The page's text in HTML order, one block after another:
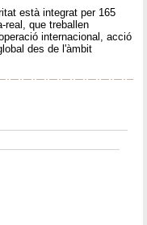
està integrat per 165
real, que treballen
internacional, acció
des de l'àmbit